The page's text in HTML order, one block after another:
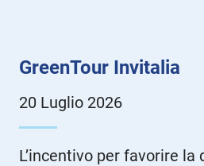
GreenTour Invitalia
20 Luglio 2026
L’incentivo per favorire